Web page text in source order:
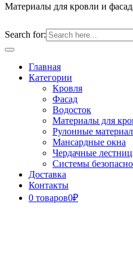
Материалы для кровли и
Search for:
Open
ButtonГлавная
Категории
Кровля
Фасад
Водосток
Материалы для
Рулонные
Мансардные окна
Чердачные
Системы
Доставка
Контакты
0 товаров0₽